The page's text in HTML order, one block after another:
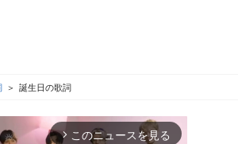
誕生日の歌詞
arrow_forward_ios このニュースを見る